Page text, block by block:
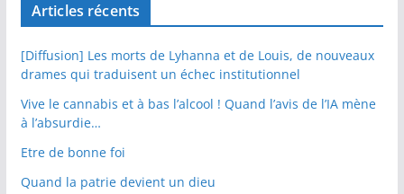
Articles récents
[Diffusion] Les morts de Lyhanna et de Louis, de nouveaux
drames qui traduisent un échec institutionnel
Vive le cannabis et à bas l’alcool ! Quand l’avis de l’IA mène
à l’absurdie…
Etre de bonne foi
Quand la patrie devient un dieu